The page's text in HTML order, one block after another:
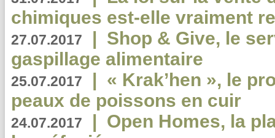
chimiques est-elle vraiment
27.07.2017 | Shop & Give, le
gaspillage alimentaire
25.07.2017 | « Krak’hen », le
peaux de poissons en cuir
24.07.2017 | Open Homes, la